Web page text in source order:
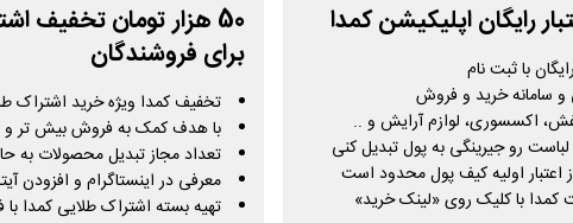
با ثبت نام
و سامانه خرید و فروش
اکسسوری، لوازم آرایش و ..
رو جيرينگی به پول تبديل كنی
اعتبار اولیه کیف پول محدود است
با کلیک روی «لینک خرید»
50 هزار تومان تخفیف
برای فروشندگان
تخفیف کمدا ویژه خرید اشتراک
با هدف کمک به فروش بیش تر و
تعداد مجاز تبدیل محصولات به حالت
معرفی در اینستاگرام و افزودن
تهیه بسته اشتراک طلایی کمدا